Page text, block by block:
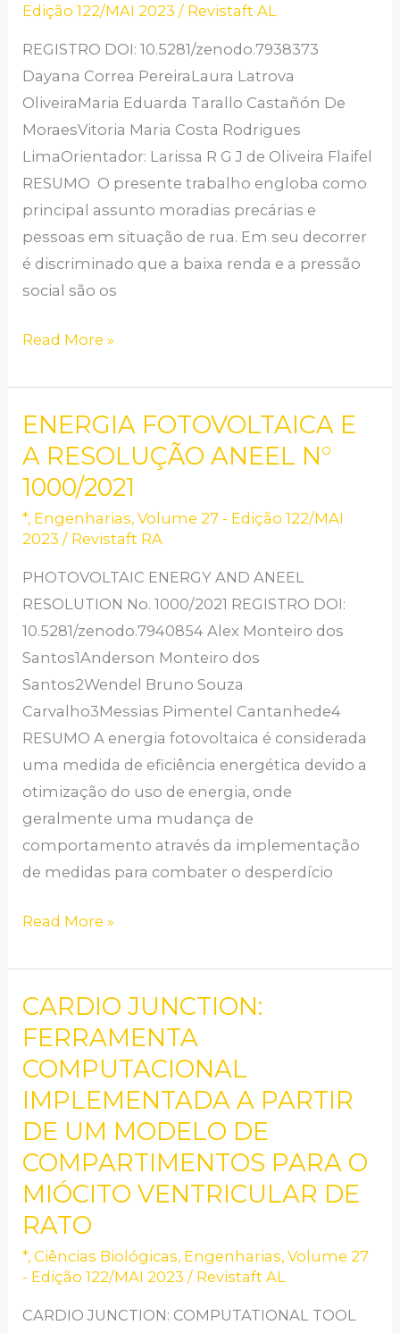
Edição 122/MAI 2023 / Revistaft AL
REGISTRO DOI: 10.5281/zenodo.7938373
Dayana Correa PereiraLaura Latrova
OliveiraMaria Eduarda Tarallo Castañón De
MoraesVitoria Maria Costa Rodrigues
LimaOrientador: Larissa R G J de Oliveira Flaifel
RESUMO O presente trabalho engloba como
principal assunto moradias precárias e
pessoas em situação de rua. Em seu decorrer
é discriminado que a baixa renda e a pressão
social são os
MAIOR
POLO
ECONÔMICO
DO
PAÍS
Read More »
ENERGIA FOTOVOLTAICA E
A RESOLUÇÃO ANEEL N°
1000/2021
*, Engenharias,Volume 27 - Edição 122/MAI
2023 / Revistaft RA
PHOTOVOLTAIC ENERGY AND ANEEL
RESOLUTION No. 1000/2021 REGISTRO DOI:
10.5281/zenodo.7940854 Alex Monteiro dos
Santos1Anderson Monteiro dos
Santos2Wendel Bruno Souza
Carvalho3Messias Pimentel Cantanhede4
RESUMO A energia fotovoltaica é considerada
uma medida de eficiência energética devido a
otimização do uso de energia, onde
geralmente uma mudança de
comportamento através da implementação
de medidas para combater o desperdício
ENERGIA
FOTOVOLTAICA
E
RESOLUÇÃO
N°
1000/2021
Read More »
CARDIO JUNCTION:
FERRAMENTA
COMPUTACIONAL
IMPLEMENTADA A PARTIR
DE UM MODELO DE
COMPARTIMENTOS PARA O
MIÓCITO VENTRICULAR DE
RATO
*,Ciências Biológicas, Engenharias,Volume 27
- Edição 122/MAI 2023 / Revistaft AL
CARDIO JUNCTION: COMPUTATIONAL TOOL
CARDIO
JUNCTION:
FERRAMENTA
IMPLEMENTADA
A
PARTIR
DE
UM
DE
PARA